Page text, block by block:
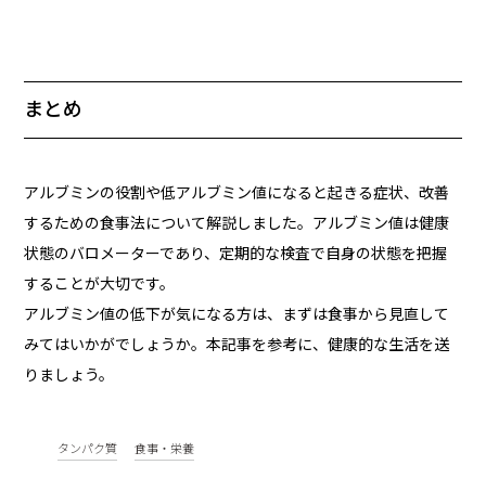
まとめ
アルブミンの役割や低アルブミン値になると起きる症状、改善
するための食事法について解説しました。アルブミン値は健康
状態のバロメーターであり、定期的な検査で自身の状態を把握
することが大切です。
アルブミン値の低下が気になる方は、まずは食事から見直して
みてはいかがでしょうか。本記事を参考に、健康的な生活を送
りましょう。
タンパク質 食事・栄養